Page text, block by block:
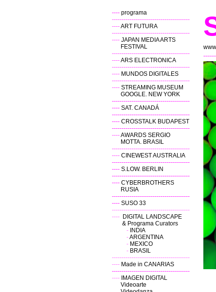
---- programa
----------------------------------------
----ART FUTURA
----------------------------------------
---- JAPAN MEDIA ARTS
FESTIVAL
----------------------------------------
----ARS ELECTRONICA
----------------------------------------
---- MUNDOS DIGITALES
----------------------------------------
---- STREAMING MUSEUM
GOOGLE. NEW YORK
----------------------------------------
---- SAT. CANADÁ
----------------------------------------
---- CROSSTALK BUDAPEST
----------------------------------------
----AWARDS SERGIO
MOTTA. BRASIL
----------------------------------------
---- CINEWEST AUSTRALIA
----------------------------------------
---- S.LOW. BERLIN
----------------------------------------
---- CYBERBROTHERS
RUSIA
----------------------------------------
---- SUSO 33
----------------------------------------
---- DIGITAL LANDSCAPE
& Programa Curators
- INDIA
-ARGENTINA
- MEXICO
- BRASIL
----------------------------------------
---- Made in CANARIAS
----------------------------------------
---- IMAGEN DIGITAL
Videoarte